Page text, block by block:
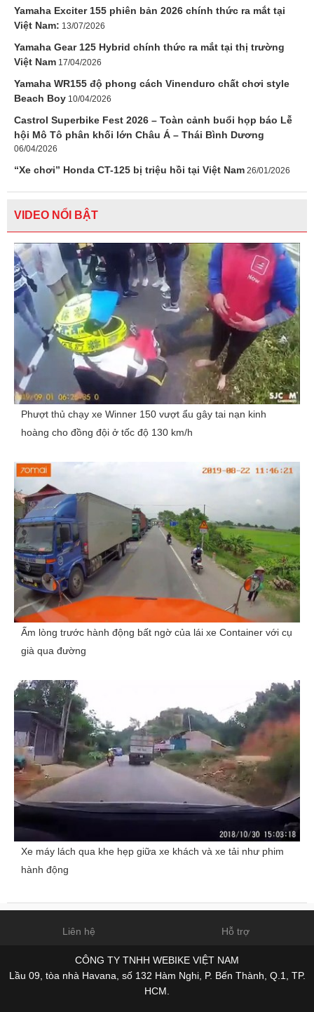
Yamaha Exciter 155 phiên bản 2026 chính thức ra mắt tại
Việt Nam: 13/07/2026
Yamaha Gear 125 Hybrid chính thức ra mắt tại thị trường
Việt Nam 17/04/2026
Yamaha WR155 độ phong cách Vinenduro chất chơi style
Beach Boy 10/04/2026
Castrol Superbike Fest 2026 – Toàn cảnh buổi họp báo Lễ
hội Mô Tô phân khối lớn Châu Á – Thái Bình Dương
06/04/2026
“Xe chơi” Honda CT-125 bị triệu hồi tại Việt Nam 26/01/2026
VIDEO NỔI BẬT
Phượt thủ chạy xe Winner 150 vượt ẩu gây tai nạn kinh
hoàng cho đồng đội ở tốc độ 130 km/h
Ấm lòng trước hành động bất ngờ của lái xe Container với cụ
già qua đường
Xe máy lách qua khe hẹp giữa xe khách và xe tải như phim
hành động
Liên hệ Hỗ trợ
CÔNG TY TNHH WEBIKE VIỆT NAM
Lầu 09, tòa nhà Havana, số 132 Hàm Nghi, P. Bến Thành, Q.1, TP.
HCM.